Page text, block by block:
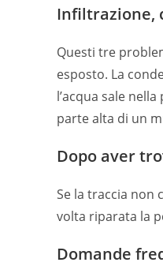
Infiltrazione,
Questi tre
esposto. La
l’acqua sale
parte alta di un
Dopo aver
Se la traccia non
volta riparata la
Domande